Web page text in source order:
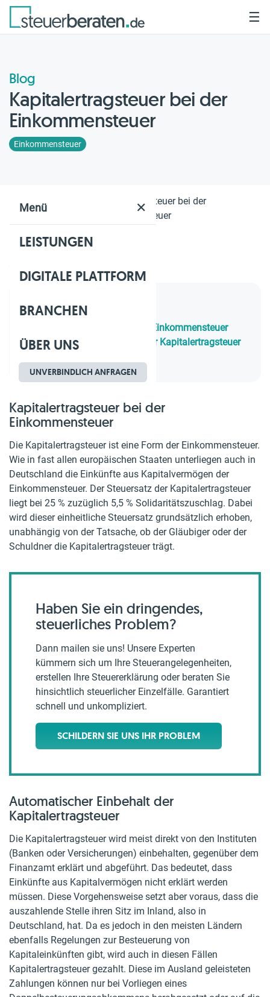
Menü ✕
LEISTUNGEN
DIGITALE PLATTFORM
BRANCHEN
ÜBER UNS
UNVERBINDLICH ANFRAGEN
☰
Blog
Kapitalertragsteuer bei der
Einkommensteuer
Einkommensteuer
Home
Kapitalertragsteuer bei der
Einkommensteuer
Inhaltsverzeichnis
Kapitalertragsteuer bei der Einkommensteuer
2. Automatischer Einbehalt der Kapitalertragsteuer
Kapitalertragsteuer bei der
Einkommensteuer
Die Kapitalertragsteuer ist eine Form der Einkommensteuer.
Wie in fast allen europäischen Staaten unterliegen auch in
Deutschland die Einkünfte aus Kapitalvermögen der
Einkommensteuer. Der Steuersatz der Kapitalertragsteuer
liegt bei 25 % zuzüglich 5,5 % Solidaritätszuschlag. Dabei
wird dieser einheitliche Steuersatz grundsätzlich erhoben,
unabhängig von der Tatsache, ob der Gläubiger oder der
Schuldner die Kapitalertragsteuer trägt.
Haben Sie ein dringendes,
steuerliches Problem?
Dann mailen sie uns! Unsere Experten
kümmern sich um Ihre Steuerangelegenheiten,
erstellen Ihre Steuererklärung oder beraten Sie
hinsichtlich steuerlicher Einzelfälle. Garantiert
schnell und unkompliziert.
SCHILDERN SIE UNS IHR PROBLEM
Automatischer Einbehalt der
Kapitalertragsteuer
Die Kapitalertragsteuer wird meist direkt von den Instituten
(Banken oder Versicherungen) einbehalten, gegenüber dem
Finanzamt erklärt und abgeführt. Das bedeutet, dass
Einkünfte aus Kapitalvermögen nicht erklärt werden
müssen. Diese Vorgehensweise setzt aber voraus, dass die
auszahlende Stelle ihren Sitz im Inland, also in
Deutschland, hat. Da es jedoch in den meisten Ländern
ebenfalls Regelungen zur Besteuerung von
Kapitaleinkünften gibt, wird auch in diesen Fällen
Kapitalertragsteuer gezahlt. Diese im Ausland geleisteten
Zahlungen können nur bei Vorliegen eines